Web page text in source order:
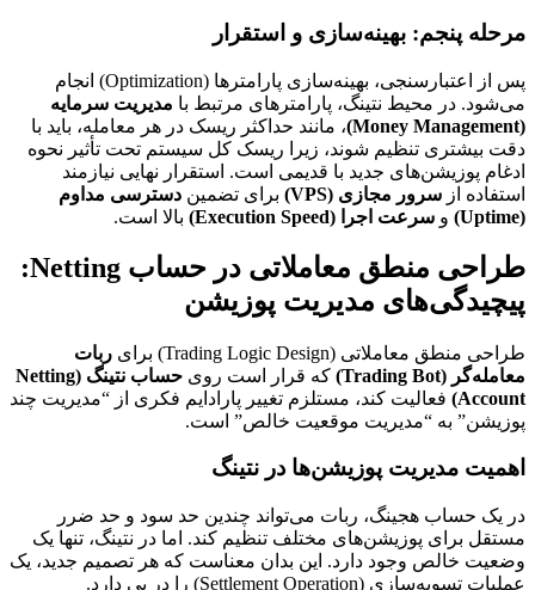
مرحله پنجم: بهینه‌سازی و استقرار
پس از اعتبارسنجی، بهینه‌سازی پارامترها (Optimization) انجام
می‌شود. در محیط نتینگ، پارامترهای مرتبط با مدیریت سرمایه
(Money Management)
، مانند حداکثر ریسک در هر معامله، باید با
دقت بیشتری تنظیم شوند، زیرا ریسک کل سیستم تحت تأثیر نحوه
ادغام پوزیشن‌های جدید با قدیمی است. استقرار نهایی نیازمند
استفاده از سرور مجازی (VPS) برای تضمین دسترسی مداوم
(Uptime)
و سرعت اجرا (Execution Speed) بالا است.
طراحی منطق معاملاتی در حساب Netting:
پیچیدگی‌های مدیریت پوزیشن
طراحی منطق معاملاتی (Trading Logic Design) برای
ربات
معامله‌گر (Trading Bot)
که قرار است روی
حساب نتینگ (Netting
Account)
فعالیت کند، مستلزم تغییر پارادایم فکری از “مدیریت چند
پوزیشن” به “مدیریت موقعیت خالص” است.
اهمیت مدیریت پوزیشن‌ها در نتینگ
در یک حساب هجینگ، ربات می‌تواند چندین حد سود و حد ضرر
مستقل برای پوزیشن‌های مختلف تنظیم کند. اما در نتینگ، تنها یک
وضعیت خالص وجود دارد. این بدان معناست که هر تصمیم جدید، یک
عملیات تسویه‌سازی (Settlement Operation) را در پی دارد.